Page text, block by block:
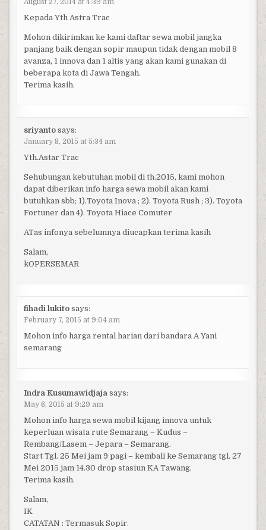
August 27, 2014 at 4:39 am
Kepada Yth Astra Trac
Mohon dikirimkan ke kami daftar sewa mobil jangka
panjang baik dengan sopir maupun tidak dengan mobil 8
avanza, 1 innova dan 1 altis yang akan kami gunakan di
beberapa kota di Jawa Tengah.
Terima kasih.
sriyanto says:
January 8, 2015 at 5:34 am
Yth.Astar Trac
Sehubungan kebutuhan mobil di th.2015, kami mohon
dapat diberikan info harga sewa mobil akan kami
butuhkan sbb; 1).Toyota Inova ; 2). Toyota Rush ; 3). Toyota
Fortuner dan 4). Toyota Hiace Comuter
ATas infonya sebelumnya diucapkan terima kasih
Salam,
kOPERSEMAR
fihadi lukito says:
February 7, 2015 at 9:04 am
Mohon info harga rental harian dari bandara A Yani
semarang
Indra Kusumawidjaja says:
May 6, 2015 at 9:29 am
Mohon info harga sewa mobil kijang innova untuk
keperluan wisata rute Semarang – Kudus –
Rembang/Lasem – Jepara – Semarang.
Start Tgl. 25 Mei jam 9 pagi – kembali ke Semarang tgl. 27
Mei 2015 jam 14.30 drop stasiun KA Tawang.
Terima kasih.
Salam,
IK
CATATAN : Termasuk Sopir.